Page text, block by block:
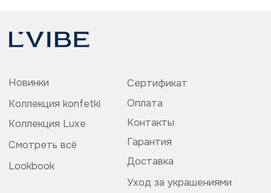
ИП Божедай Владислав Григорьевич
ОГРНИП 324774600113061